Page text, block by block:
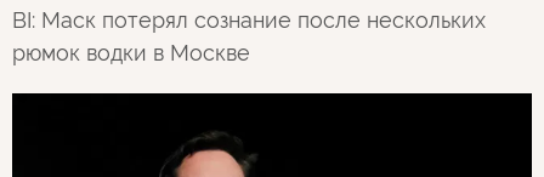
BI: Маск потерял сознание после нескольких
рюмок водки в Москве